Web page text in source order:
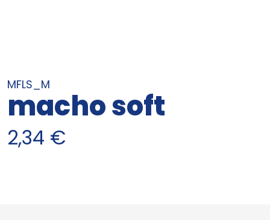
MFLS_M
macho soft
2,34 €